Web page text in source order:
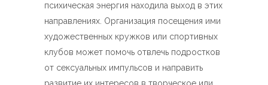
психическая энергия находила выход в этих
направлениях. Организация посещения ими
художественных кружков или спортивных
клубов может помочь отвлечь подростков
от сексуальных импульсов и направить